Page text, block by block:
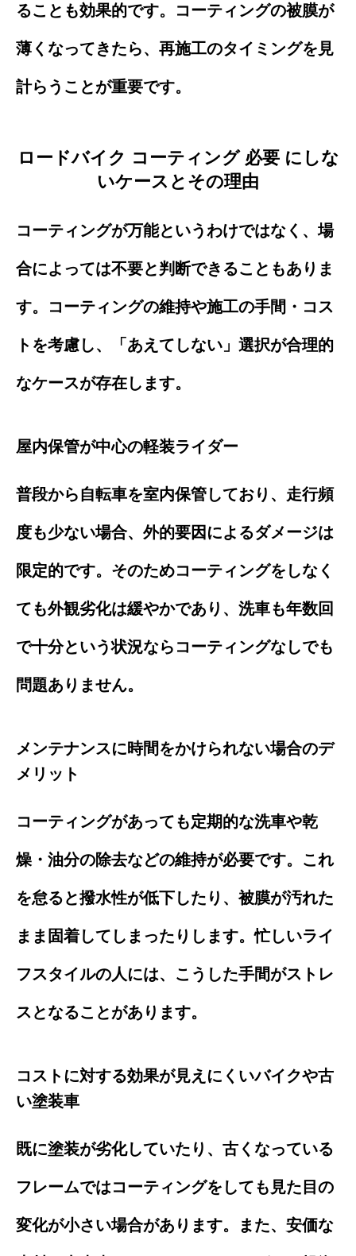
ることも効果的です。コーティングの被膜が
薄くなってきたら、再施工のタイミングを見
計らうことが重要です。
ロードバイク コーティング 必要 にしな
いケースとその理由
コーティングが万能というわけではなく、場
合によっては不要と判断できることもありま
す。コーティングの維持や施工の手間・コス
トを考慮し、「あえてしない」選択が合理的
なケースが存在します。
屋内保管が中心の軽装ライダー
普段から自転車を室内保管しており、走行頻
度も少ない場合、外的要因によるダメージは
限定的です。そのためコーティングをしなく
ても外観劣化は緩やかであり、洗車も年数回
で十分という状況ならコーティングなしでも
問題ありません。
メンテナンスに時間をかけられない場合のデ
メリット
コーティングがあっても定期的な洗車や乾
燥・油分の除去などの維持が必要です。これ
を怠ると撥水性が低下したり、被膜が汚れた
まま固着してしまったりします。忙しいライ
フスタイルの人には、こうした手間がストレ
スとなることがあります。
コストに対する効果が見えにくいバイクや古
い塗装車
既に塗装が劣化していたり、古くなっている
フレームではコーティングをしても見た目の
変化が小さい場合があります。また、安価な